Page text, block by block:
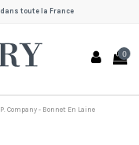
toute la France
0
Company - Bonnet En Laine